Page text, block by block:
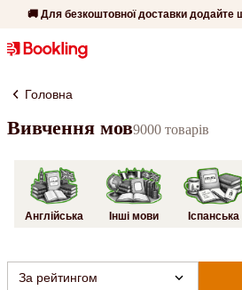
🚚 Для безкоштовної доставки додайте
Головна
Вивчення мов9000 товарів
Англійська Інші мови Іспанська
За рейтингом